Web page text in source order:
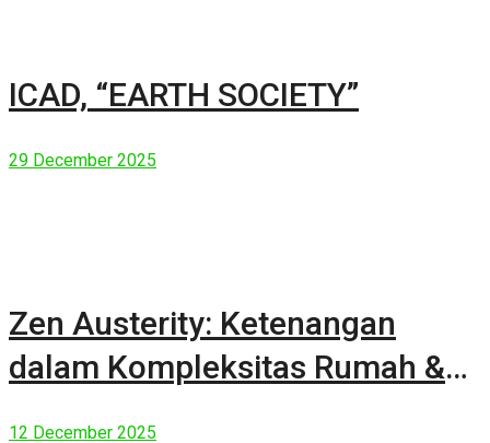
ICAD, “EARTH SOCIETY”
29 December 2025
Zen Austerity: Ketenangan
dalam Kompleksitas Rumah &
12 December 2025